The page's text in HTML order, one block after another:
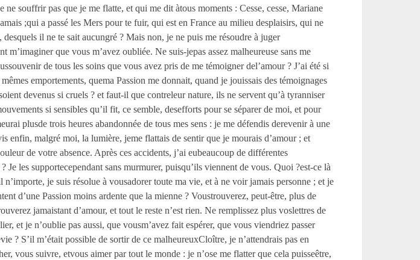
souffrir pas que je me flatte, et qui me dit àtous moments : Cesse, cesse, Mariane
;qui a passé les Mers pour te fuir, qui est en France au milieu desplaisirs, qui ne
il ne te sait aucungré ? Mais non, je ne puis me résoudre à juger
que vous m’avez oubliée. Ne suis-jepas assez malheureuse sans me
de tous les soins que vous avez pris de me témoigner del’amour ? J’ai été si
emportements, quema Passion me donnait, quand je jouissais des témoignages
devenus si cruels ? et faut-il que contreleur nature, ils ne servent qu’à tyranniser
si sensibles qu’il fit, ce semble, desefforts pour se séparer de moi, et pour
plusde trois heures abandonnée de tous mes sens : je me défendis derevenir à une
enfin, malgré moi, la lumière, jeme flattais de sentir que je mourais d’amour ; et
de votre absence. Après ces accidents, j’ai eubeaucoup de différentes
les supportecependant sans murmurer, puisqu’ils viennent de vous. Quoi ?est-ce là
je suis résolue à vousadorer toute ma vie, et à ne voir jamais personne ; et je
d’une Passion moins ardente que la mienne ? Voustrouverez, peut-être, plus de
jamaistant d’amour, et tout le reste n’est rien. Ne remplissez plus voslettres de
et je n’oublie pas aussi, que vousm’avez fait espérer, que vous viendriez passer
? S’il m’était possible de sortir de ce malheureuxCloître, je n’attendrais pas en
vous suivre, etvous aimer par tout le monde : je n’ose me flatter que cela puisseêtre,